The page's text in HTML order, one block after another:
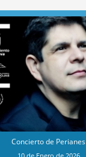
Concierto de Perianes